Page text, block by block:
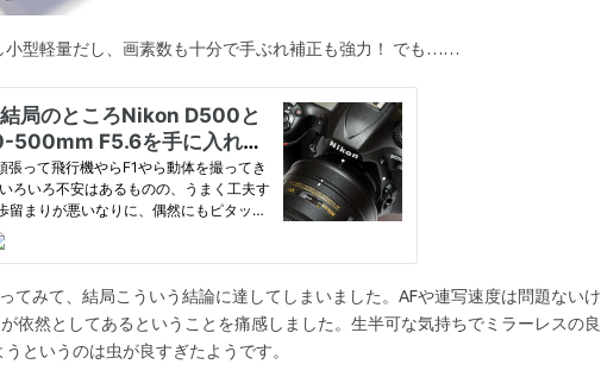
型軽量だし、画素数も十分で手ぶれ補正も強力！ でも……
てみて、結局こういう結論に達してしまいました。AFや連写速度は問題ないけ
依然としてあるということを痛感しました。生半可な気持ちでミラーレスの良
というのは虫が良すぎたようです。